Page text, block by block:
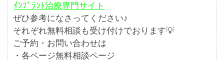
ｲﾝﾌﾟﾗﾝﾄ治療専門サイト
ぜひ参考になさってください♪
それぞれ無料相談も受け付けでおります💡
ご予約・お問い合わせは
・各ページ無料相談ページ